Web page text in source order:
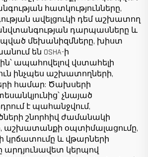
հատկությունները,
ավելցուկի դեմ աշխատող
դարպասները և
մեխանիզմները, խիստ
են OSHA-ի
ապահովելով վստահելի
ինչպես աշխատողների,
համար: Ծախսերի
չնայած
է պահանջվում,
շնորհիվ ժամանակի
աշխատանքի օպտիմալացումը,
կրճատումը և վթարների
արդյունավետ կերպով